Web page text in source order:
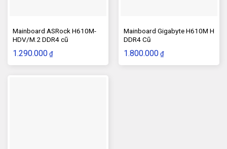
Mainboard ASRock H610M-
HDV/M.2 DDR4 cũ
1.290.000 ₫
Mainboard Gigabyte H610M H
DDR4 Cũ
1.800.000 ₫